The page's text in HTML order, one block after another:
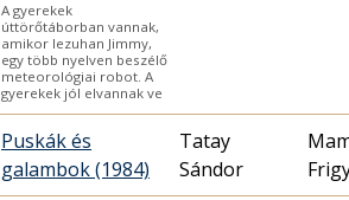
A gyerekek
úttörőtáborban vannak,
amikor lezuhan Jimmy,
egy több nyelven beszélő
meteorológiai robot. A
gyerekek jól elvannak ve
Puskák és
galambok (1984)
Tatay
Sándor